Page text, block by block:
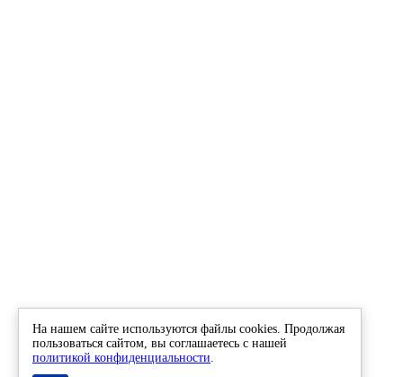
На нашем сайте используются файлы cookies. Продолжая
пользоваться сайтом, вы соглашаетесь с нашей
политикой конфиденциальности.